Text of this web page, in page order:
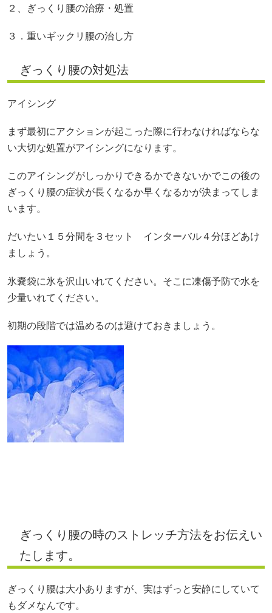
２、ぎっくり腰の治療・処置
３．重いギックリ腰の治し方
ぎっくり腰の対処法
アイシング
まず最初にアクションが起こった際に行わなければならな
い大切な処置がアイシングになります。
このアイシングがしっかりできるかできないかでこの後の
ぎっくり腰の症状が長くなるか早くなるかが決まってしま
います。
だいたい１５分間を３セット インターバル４分ほどあけ
ましょう。
氷嚢袋に氷を沢山いれてください。そこに凍傷予防で水を
少量いれてください。
初期の段階では温めるのは避けておきましょう。
ぎっくり腰の時のストレッチ方法をお伝えい
たします。
ぎっくり腰は大小ありますが、実はずっと安静にしていて
もダメなんです。